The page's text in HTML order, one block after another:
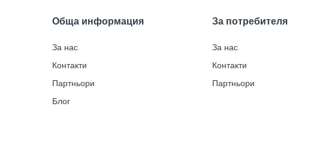
Обща информация
За нас
Контакти
Партньори
Блог
За потребителя
За нас
Контакти
Партньори